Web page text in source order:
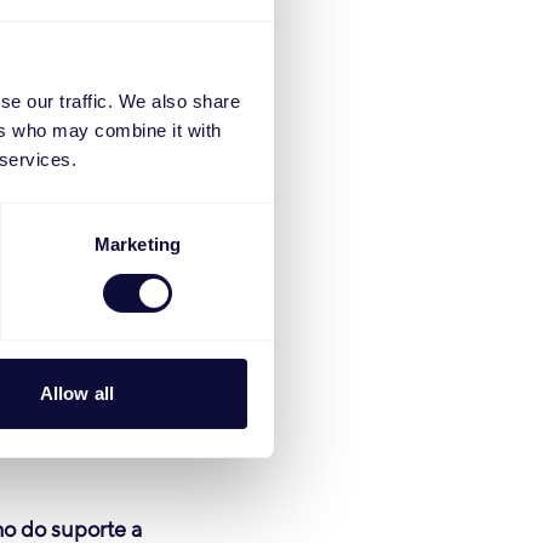
our traffic. We also share
who may combine it with
Marketing
Allow all
2027
2027
2027
2027
2027
do suporte a